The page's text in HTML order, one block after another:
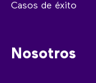
Casos de éxito
Nosotros